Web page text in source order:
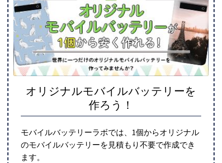
オリジナルモバイルバッテリーを
作ろう！
モバイルバッテリーラボでは、1個からオリジナル
のモバイルバッテリーを見積もり不要で作成でき
ます。